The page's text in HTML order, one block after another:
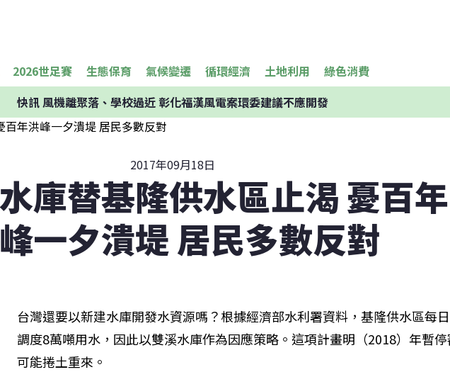
2026世足賽 生態保育 氣候變遷 循環經濟 土地利用 綠色消費
快訊風機離聚落、學校過近 彰化福漢風電案環委建議不應開發
2017年09月18日
庫替基隆供水區止渴 憂百年
一夕潰堤 居民多數反對
台灣還要以新建水庫開發水資源嗎？根據經濟部水利署資料，基隆供水區每
調度8萬噸用水，因此以雙溪水庫作為因應策略。這項計畫明（2018）年暫
可能捲土重來。